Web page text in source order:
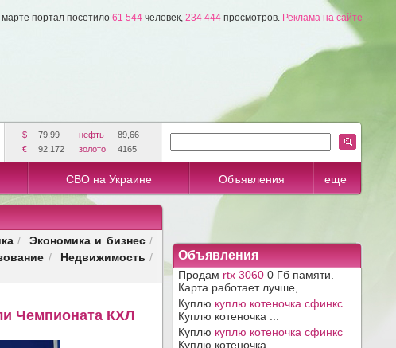
марте портал посетило 61 544 человек, 234 444 просмотров. Реклама на сайте
$ 79,99 нефть
89,66
€
92,172 золото 4165
СВО на Украине Объявления еще
/ Экономика и бизнес/
/ Недвижимость /
Чемпионата КХЛ
Объявления
Продам rtx 3060 0 Гб памяти.
Карта работает лучше, ...
Куплю куплю котеночка сфинкс
Куплю котеночка ...
Куплю куплю котеночка сфинкс
Куплю котеночка ...